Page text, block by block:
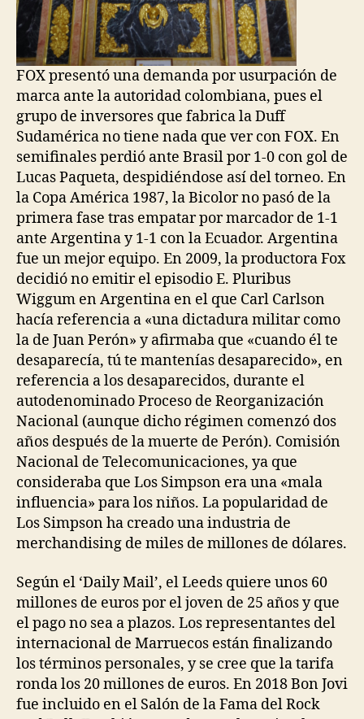
FOX presentó una demanda por usurpación de
marca ante la autoridad colombiana, pues el
grupo de inversores que fabrica la Duff
Sudamérica no tiene nada que ver con FOX. En
semifinales perdió ante Brasil por 1-0 con gol de
Lucas Paqueta, despidiéndose así del torneo. En
la Copa América 1987, la Bicolor no pasó de la
primera fase tras empatar por marcador de 1-1
ante Argentina y 1-1 con la Ecuador. Argentina
fue un mejor equipo. En 2009, la productora Fox
decidió no emitir el episodio E. Pluribus
Wiggum en Argentina en el que Carl Carlson
hacía referencia a «una dictadura militar como
la de Juan Perón» y afirmaba que «cuando él te
desaparecía, tú te mantenías desaparecido», en
referencia a los desaparecidos, durante el
autodenominado Proceso de Reorganización
Nacional (aunque dicho régimen comenzó dos
años después de la muerte de Perón). Comisión
Nacional de Telecomunicaciones, ya que
consideraba que Los Simpson era una «mala
influencia» para los niños. La popularidad de
Los Simpson ha creado una industria de
merchandising de miles de millones de dólares.
Según el ‘Daily Mail’, el Leeds quiere unos 60
millones de euros por el joven de 25 años y que
el pago no sea a plazos. Los representantes del
internacional de Marruecos están finalizando
los términos personales, y se cree que la tarifa
ronda los 20 millones de euros. En 2018 Bon Jovi
fue incluido en el Salón de la Fama del Rock